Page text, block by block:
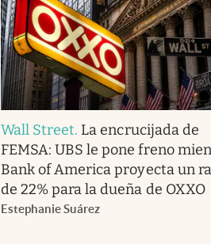
Wall Street. La encrucijada de
FEMSA: UBS le pone freno
Bank of America proyecta un
de 22% para la dueña de OXXO
Estephanie Suárez